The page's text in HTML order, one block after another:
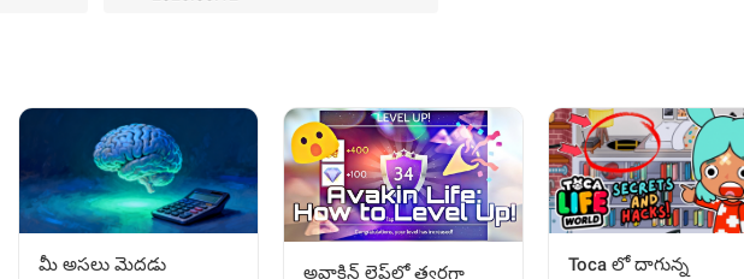
మీ అసలు మెదడు
అవాకిన్ లైఫ్‌లో త్వరగా
Toca లో దాగున్న